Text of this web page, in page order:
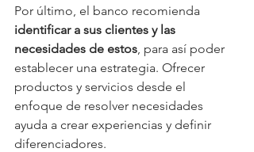
Por último, el banco recomienda
identificar a sus clientes y las
necesidades de estos, para así poder
establecer una estrategia. Ofrecer
productos y servicios desde el
enfoque de resolver necesidades
ayuda a crear experiencias y definir
diferenciadores.